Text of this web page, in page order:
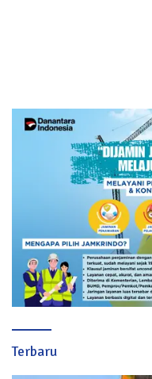
Terbaru